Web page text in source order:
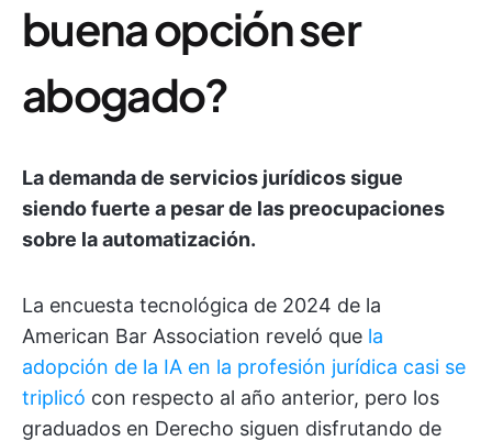
buena opción ser
abogado?
La demanda de servicios jurídicos sigue
siendo fuerte a pesar de las preocupaciones
sobre la automatización.
La encuesta tecnológica de 2024 de la
American Bar Association reveló que la
adopción de la IA en la profesión jurídica casi se
triplicó con respecto al año anterior, pero los
graduados en Derecho siguen disfrutando de